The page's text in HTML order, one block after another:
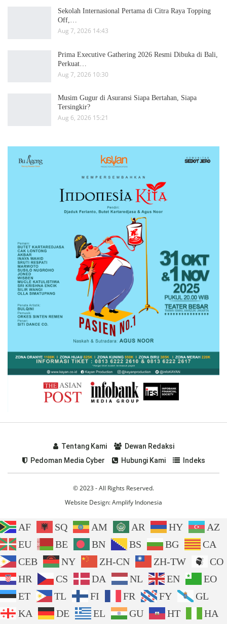
Sekolah Internasional Pertama di Citra Raya Topping
Off,…
Aug 7, 2026 14:43
Prima Executive Gathering 2026 Resmi Dibuka di Bali,
Perkuat…
Aug 7, 2026 10:30
Musim Gugur di Asuransi Siapa Bertahan, Siapa
Tersingkir?
Aug 6, 2026 15:21
Tentang Kami
Dewan Redaksi
Pedoman Media Cyber
Hubungi Kami Indeks
© 2023 - All Rights Reserved.
Website Design:Amplify Indonesia
AF SQ AM AR HY
AZ
EU
BE BN BS BG
CA
CEB
NY ZH-CN ZH-TW
CO
HR
CS DA NL EN
EO
ET
TL FI FR FY
GL
KA
DE EL GU HT HA